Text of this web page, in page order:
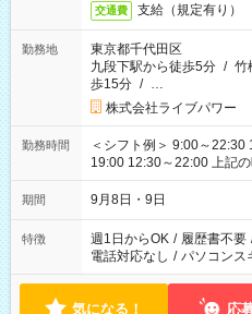
交通費 支給（規定有り）
勤務地
東京都千代田区
九段下駅から徒歩5分 / 竹
歩15分 / …
株式会社ライブパワー
勤務時間
＜シフト例＞ 9:00～
19:00 12:30～22:00 上記の時間から好きな時間を選べます！ ※
時間は変更となる可能性が
期間 9月8日・9日
特徴 週1日からOK / 履歴書不要
電話対応なし / パソコンス
気になる！ 応